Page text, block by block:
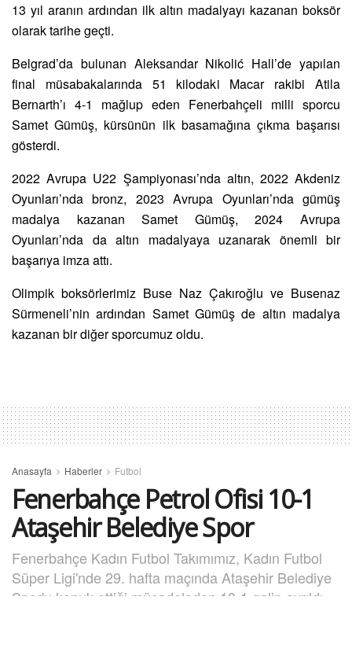
13 yıl aranın ardından ilk altın madalyayı kazanan boksör
olarak tarihe geçti.
Belgrad’da bulunan Aleksandar Nikolić Hall’de yapılan
final müsabakalarında 51 kilodaki Macar rakibi Atila
Bernarth’ı 4-1 mağlup eden Fenerbahçeli milli sporcu
Samet Gümüş, kürsünün ilk basamağına çıkma başarısı
gösterdi.
2022 Avrupa U22 Şampiyonası’nda altın, 2022 Akdeniz
Oyunları’nda bronz, 2023 Avrupa Oyunları’nda gümüş
madalya kazanan Samet Gümüş, 2024 Avrupa
Oyunları’nda da altın madalyaya uzanarak önemli bir
başarıya imza attı.
Olimpik boksörlerimiz Buse Naz Çakıroğlu ve Busenaz
Sürmeneli’nin ardından Samet Gümüş de altın madalya
kazanan bir diğer sporcumuz oldu.
Anasayfa Haberler Futbol
Fenerbahçe Petrol Ofisi 10-1
Ataşehir Belediye Spor
Fenerbahçe Kadın Futbol Takımımız, Kadın Futbol
Süper Ligi'nde 29. hafta maçında Ataşehir Belediye
Spor'u konuk ettiği mücadeleden 10-1 galip ayrıldı.